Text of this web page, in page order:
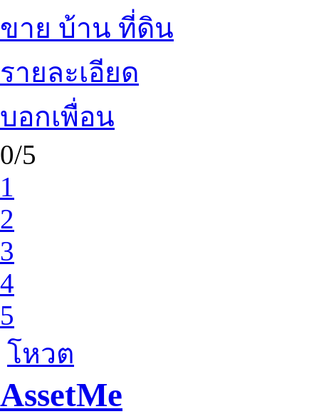
ขาย บ้าน ที่ดิน
รายละเอียด
บอกเพื่อน
0/5
1
2
3
4
5
โหวต
AssetMe